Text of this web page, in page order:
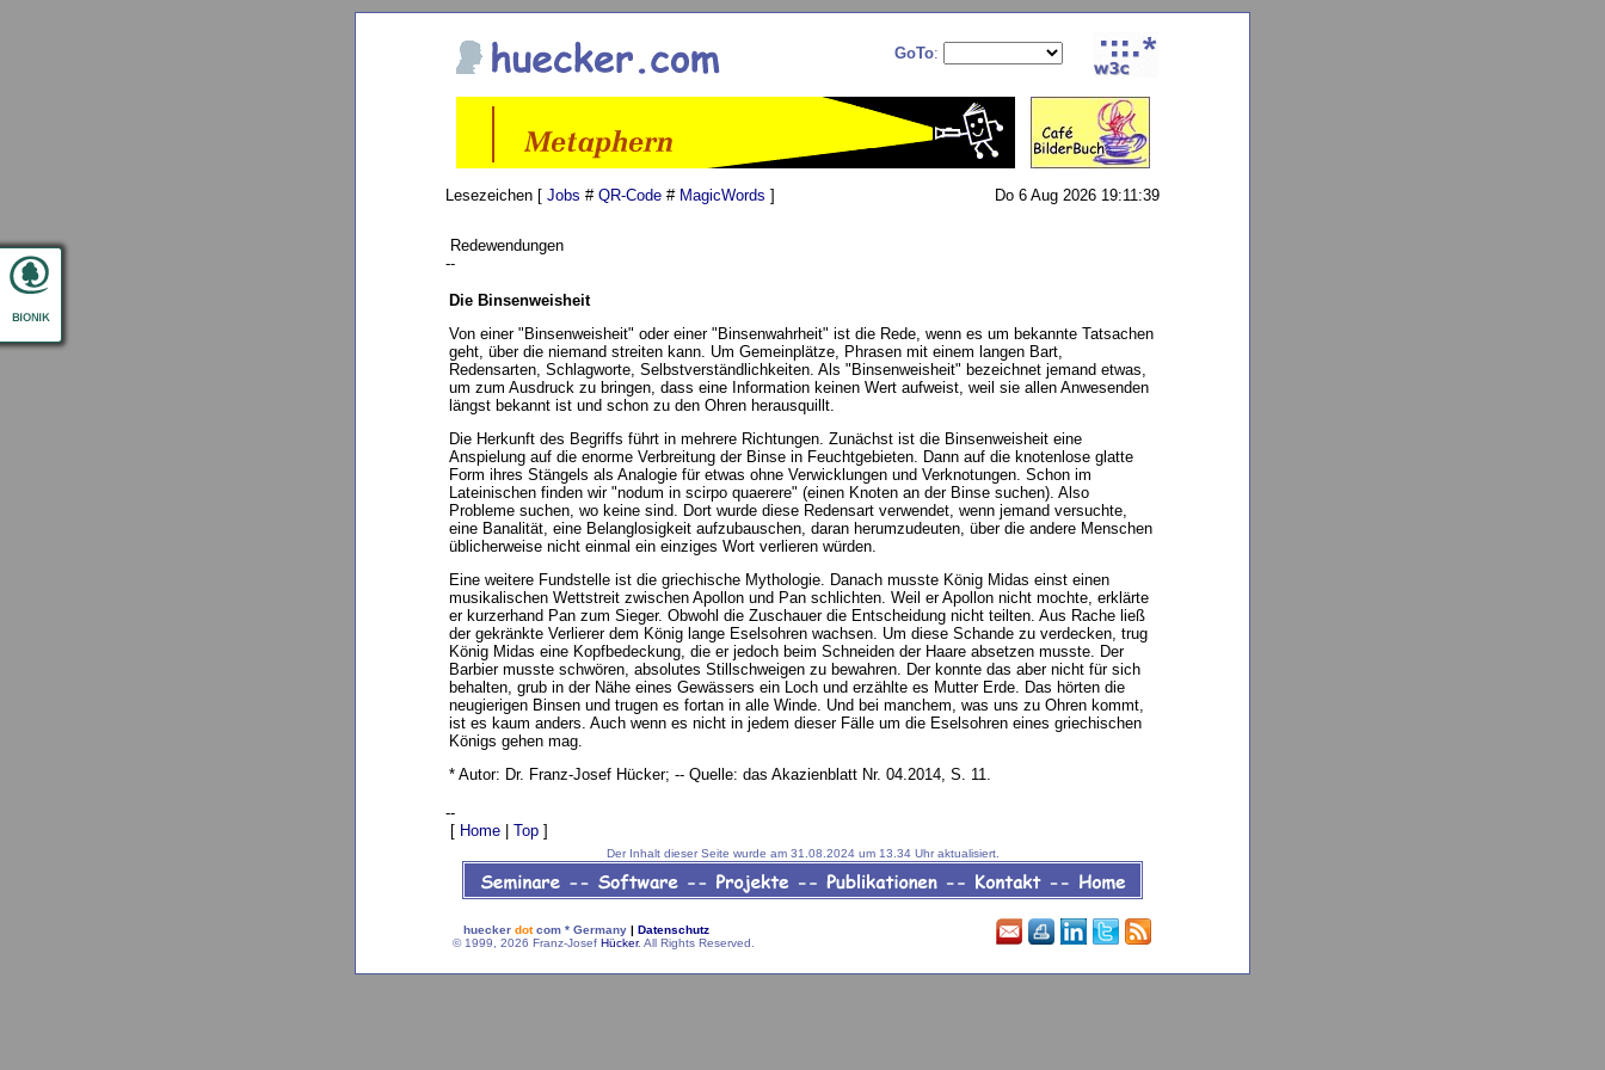
GoTo:
Lesezeichen [ Jobs # QR-Code # MagicWords ] Do 6 Aug 2026 19:11:39
Redewendungen
--
Die Binsenweisheit
Von einer "Binsenweisheit" oder einer "Binsenwahrheit" ist die Rede, wenn es um bekannte Tatsachen
geht, über die niemand streiten kann. Um Gemeinplätze, Phrasen mit einem langen Bart,
Redensarten, Schlagworte, Selbstverständlichkeiten. Als "Binsenweisheit" bezeichnet jemand etwas,
um zum Ausdruck zu bringen, dass eine Information keinen Wert aufweist, weil sie allen Anwesenden
längst bekannt ist und schon zu den Ohren herausquillt.
Die Herkunft des Begriffs führt in mehrere Richtungen. Zunächst ist die Binsenweisheit eine
Anspielung auf die enorme Verbreitung der Binse in Feuchtgebieten. Dann auf die knotenlose glatte
Form ihres Stängels als Analogie für etwas ohne Verwicklungen und Verknotungen. Schon im
Lateinischen finden wir "nodum in scirpo quaerere" (einen Knoten an der Binse suchen). Also
Probleme suchen, wo keine sind. Dort wurde diese Redensart verwendet, wenn jemand versuchte,
eine Banalität, eine Belanglosigkeit aufzubauschen, daran herumzudeuten, über die andere Menschen
üblicherweise nicht einmal ein einziges Wort verlieren würden.
Eine weitere Fundstelle ist die griechische Mythologie. Danach musste König Midas einst einen
musikalischen Wettstreit zwischen Apollon und Pan schlichten. Weil er Apollon nicht mochte, erklärte
er kurzerhand Pan zum Sieger. Obwohl die Zuschauer die Entscheidung nicht teilten. Aus Rache ließ
der gekränkte Verlierer dem König lange Eselsohren wachsen. Um diese Schande zu verdecken, trug
König Midas eine Kopfbedeckung, die er jedoch beim Schneiden der Haare absetzen musste. Der
Barbier musste schwören, absolutes Stillschweigen zu bewahren. Der konnte das aber nicht für sich
behalten, grub in der Nähe eines Gewässers ein Loch und erzählte es Mutter Erde. Das hörten die
neugierigen Binsen und trugen es fortan in alle Winde. Und bei manchem, was uns zu Ohren kommt,
ist es kaum anders. Auch wenn es nicht in jedem dieser Fälle um die Eselsohren eines griechischen
Königs gehen mag.
* Autor: Dr. Franz-Josef Hücker; -- Quelle: das Akazienblatt Nr. 04.2014, S. 11.
--
[ Home Top ]
Der Inhalt dieser Seite wurde am 31.08.2024 um 13.34 Uhr aktualisiert.
huecker dotcom * Germany | Datenschutz
© 1999, 2026 Franz-Josef Hücker. All Rights Reserved.